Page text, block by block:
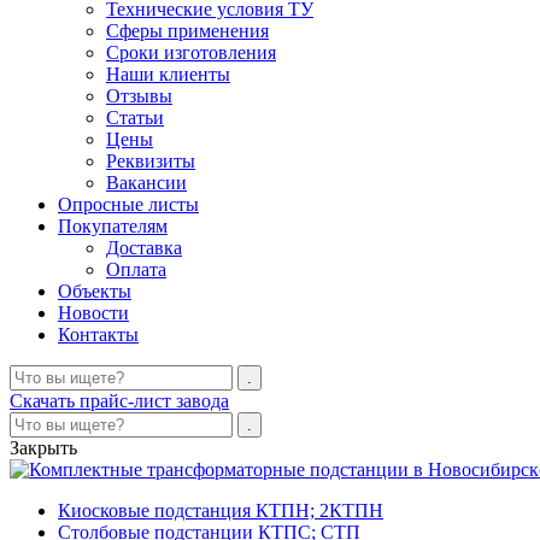
Технические условия ТУ
Сферы применения
Сроки изготовления
Наши клиенты
Отзывы
Статьи
Цены
Реквизиты
Вакансии
Опросные листы
Покупателям
Доставка
Оплата
Объекты
Новости
Контакты
Скачать прайс-лист завода
Закрыть
Киосковые подстанция КТПН; 2КТПН
Столбовые подстанции КТПС; СТП